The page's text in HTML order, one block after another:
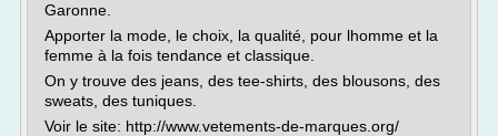
Garonne.
Apporter la mode, le choix, la qualité, pour lhomme et la
femme à la fois tendance et classique.
On y trouve des jeans, des tee-shirts, des blousons, des
sweats, des tuniques.
Voir le site: http://www.vetements-de-marques.org/